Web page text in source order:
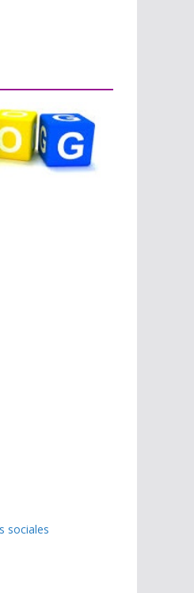
sociales